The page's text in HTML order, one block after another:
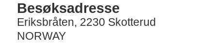
Besøksadresse
Eriksbråten, 2230 Skotterud
NORWAY